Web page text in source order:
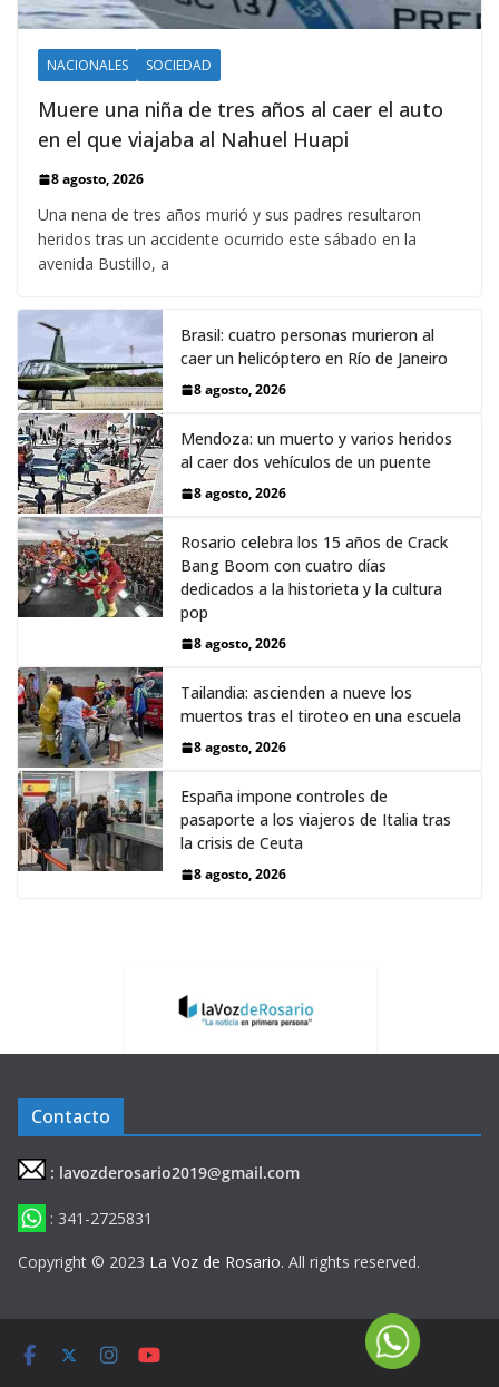
NACIONALES SOCIEDAD
Muere una niña de tres años al caer el auto
en el que viajaba al Nahuel Huapi
8 agosto, 2026
Una nena de tres años murió y sus padres resultaron
heridos tras un accidente ocurrido este sábado en la
avenida Bustillo, a
Brasil: cuatro personas murieron al
caer un helicóptero en Río de Janeiro
8 agosto, 2026
Mendoza: un muerto y varios heridos
al caer dos vehículos de un puente
8 agosto, 2026
Rosario celebra los 15 años de Crack
Bang Boom con cuatro días
dedicados a la historieta y la cultura
pop
8 agosto, 2026
Tailandia: ascienden a nueve los
muertos tras el tiroteo en una escuela
8 agosto, 2026
España impone controles de
pasaporte a los viajeros de Italia tras
la crisis de Ceuta
8 agosto, 2026
Contacto
: lavozderosario2019@gmail.com
: 341-2725831
Copyright © 2023 La Voz de Rosario. All rights reserved.